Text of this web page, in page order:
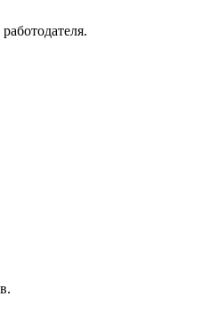
г.} + \text{Доход за 2025